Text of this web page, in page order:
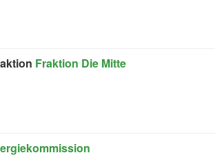
Fraktion Die Mitte